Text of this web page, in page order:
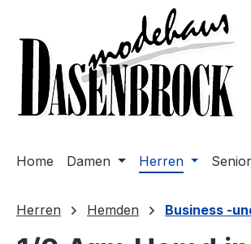
Hauptinhalt springen
Zur Hauptnavigation springen
Home Damen Herren
Herren Hemden Business -